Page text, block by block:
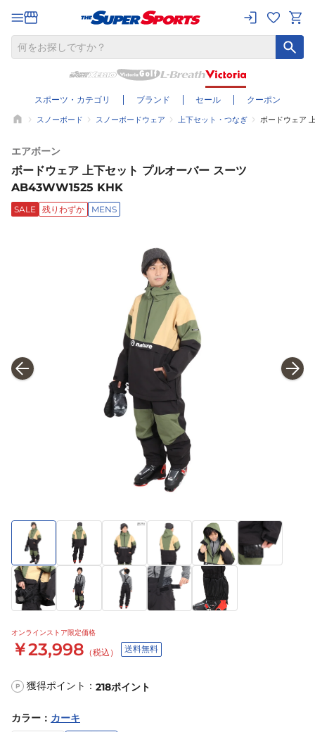
スポーツ・カテゴリ ブランド セール クーポン
スノーボード スノーボードウェア 上下セット・つなぎ ボードウェア
エアボーン
ボードウェア 上下セット プルオーバー スーツ
AB43WW1525 KHK
SALE 残りわずか MENS
オンラインストア限定価格
￥23,998 （税込） 送料無料
P 獲得ポイント： 218ポイント
カラー ： カーキ